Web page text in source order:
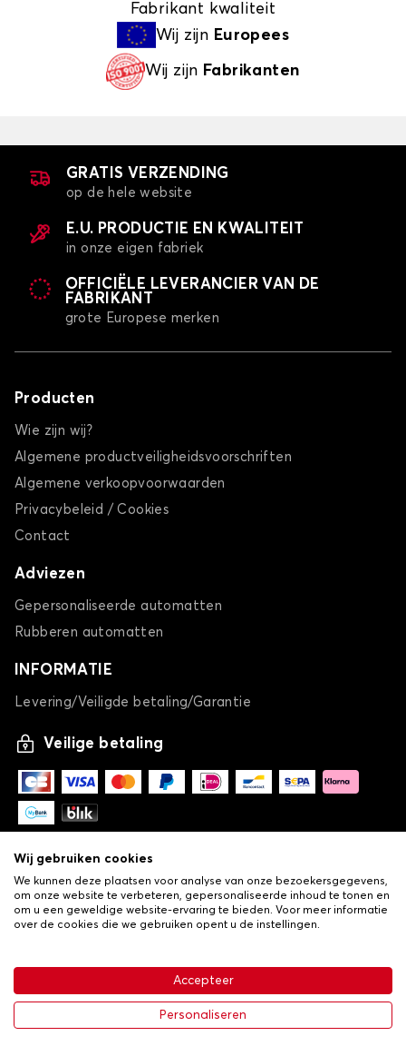
€ 113,43
-25% € 151,24
Fabrikant kwaliteit
Wij zijn Europees
Wij zijn Fabrikanten
GRATIS VERZENDING
op de hele website
E.U. PRODUCTIE EN KWALITEIT
in onze eigen fabriek
OFFICIËLE LEVERANCIER VAN DE
FABRIKANT
grote Europese merken
Producten
Wie zijn wij?
Algemene productveiligheidsvoorschriften
Algemene verkoopvoorwaarden
Privacybeleid / Cookies
Contact
Adviezen
Gepersonaliseerde automatten
Rubberen automatten
INFORMATIE
Levering/Veiligde betaling/Garantie
Veilige betaling
Algemene verkoopvoorwaarden•Privacy- en cookiebeleid
•Livraison
Wij gebruiken cookies
We kunnen deze plaatsen voor analyse van onze bezoekersgegevens,
om onze website te verbeteren, gepersonaliseerde inhoud te tonen en
om u een geweldige website-ervaring te bieden. Voor meer informatie
over de cookies die we gebruiken opent u de instellingen.
Accepteer
Personaliseren